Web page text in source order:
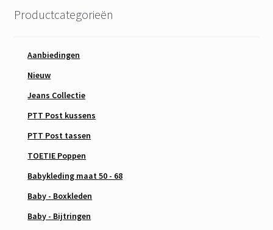
Productcategorieën
Aanbiedingen
Nieuw
Jeans Collectie
PTT Post kussens
PTT Post tassen
TOETIE Poppen
Babykleding maat 50 - 68
Baby - Boxkleden
Baby - Bijtringen